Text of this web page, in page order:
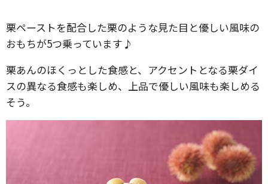
栗ペーストを配合した栗のような見た目と優しい風味の
おもちが5つ乗っています♪
栗あんのほくっとした食感と、アクセントとなる栗ダイ
スの異なる食感も楽しめ、上品で優しい風味も楽しめる
そう。